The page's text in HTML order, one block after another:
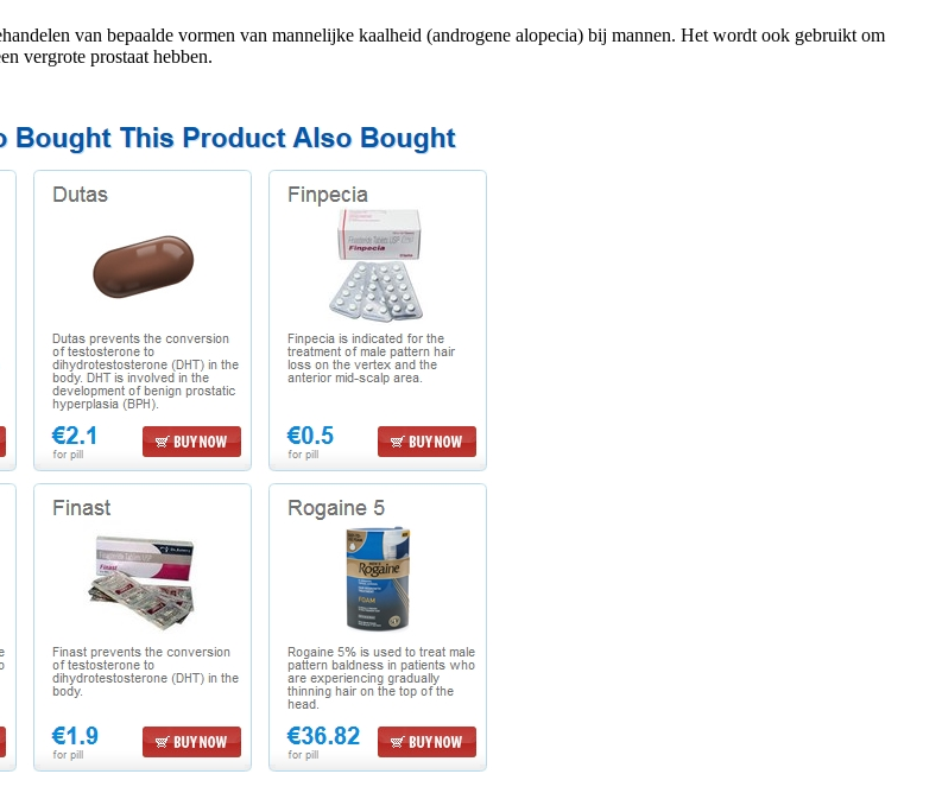
van bepaalde vormen van mannelijke kaalheid (androgene alopecia) bij mannen. Het wordt ook gebruikt om
vergrote prostaat hebben.